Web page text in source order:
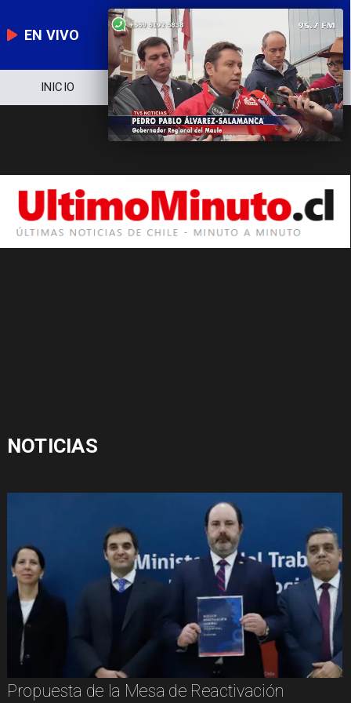
EN VIVO
NOTICIERO POLÍTICA ECONOMÍA
NOTICIAS
Propuesta de la Mesa de Reactivación